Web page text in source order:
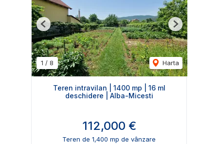
1 / 8 Harta
Previous Next
Teren intravilan | 1400 mp | 16 ml
deschidere | Alba-Micesti
112,000 €
Teren de 1,400 mp de vânzare